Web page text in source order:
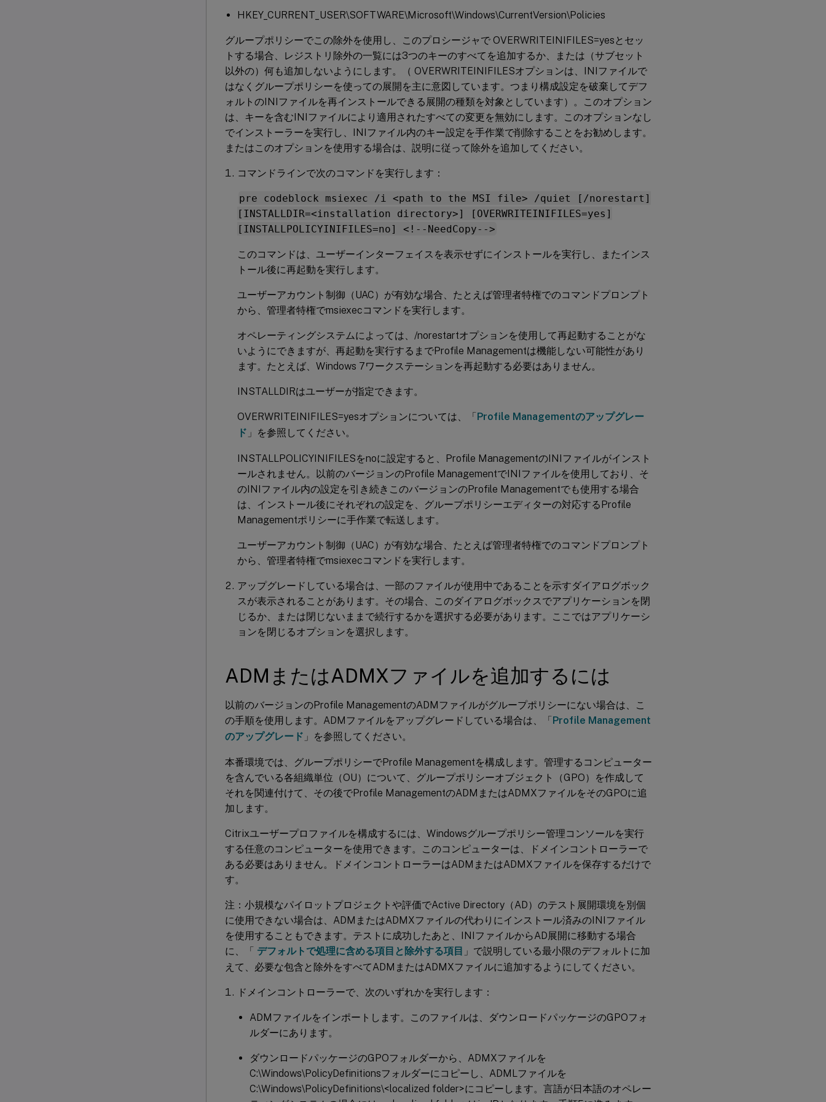
HKEY_CURRENT_USER\SOFTWARE\Microsoft\Windows\CurrentVersion\Policies
グループポリシーでこの除外を使用し、このプロシージャで OVERWRITEINIFILES=yesとセッ
トする場合、レジストリ除外の一覧には3つのキーのすべてを追加するか、または（サブセット
以外の）何も追加しないようにします。（ OVERWRITEINIFILESオプションは、INIファイルで
はなくグループポリシーを使っての展開を主に意図しています。つまり構成設定を破棄してデフ
ォルトのINIファイルを再インストールできる展開の種類を対象としています）。このオプション
は、キーを含むINIファイルにより適用されたすべての変更を無効にします。このオプションなし
でインストーラーを実行し、INIファイル内のキー設定を手作業で削除することをお勧めします。
またはこのオプションを使用する場合は、説明に従って除外を追加してください。
コマンドラインで次のコマンドを実行します：
pre codeblock msiexec /i <path to the MSI file> /quiet [/norestart]
[INSTALLDIR=<installation directory>] [OVERWRITEINIFILES=yes]
[INSTALLPOLICYINIFILES=no] <!--NeedCopy-->
このコマンドは、ユーザーインターフェイスを表示せずにインストールを実行し、またインス
トール後に再起動を実行します。
ユーザーアカウント制御（UAC）が有効な場合、たとえば管理者特権でのコマンドプロンプト
から、管理者特権でmsiexecコマンドを実行します。
オペレーティングシステムによっては、/norestartオプションを使用して再起動することがな
いようにできますが、再起動を実行するまでProfile Managementは機能しない可能性があり
ます。たとえば、Windows 7ワークステーションを再起動する必要はありません。
INSTALLDIRはユーザーが指定できます。
OVERWRITEINIFILES=yesオプションについては、「Profile Managementのアップグレー
ド 」を参照してください。
INSTALLPOLICYINIFILESをnoに設定すると、Profile ManagementのINIファイルがインスト
ールされません。以前のバージョンのProfile ManagementでINIファイルを使用しており、そ
のINIファイル内の設定を引き続きこのバージョンのProfile Managementでも使用する場合
は、インストール後にそれぞれの設定を、グループポリシーエディターの対応するProfile
Managementポリシーに手作業で転送します。
ユーザーアカウント制御（UAC）が有効な場合、たとえば管理者特権でのコマンドプロンプト
から、管理者特権でmsiexecコマンドを実行します。
アップグレードしている場合は、一部のファイルが使用中であることを示すダイアログボック
スが表示されることがあります。その場合、このダイアログボックスでアプリケーションを閉
じるか、または閉じないままで続行するかを選択する必要があります。ここではアプリケーシ
ョンを閉じるオプションを選択します。
ADMまたはADMXファイルを追加するには
以前のバージョンのProfile ManagementのADMファイルがグループポリシーにない場合は、こ
の手順を使用します。ADMファイルをアップグレードしている場合は、「Profile Management
のアップグレード 」を参照してください。
本番環境では、グループポリシーでProfile Managementを構成します。管理するコンピューター
を含んでいる各組織単位（OU）について、グループポリシーオブジェクト（GPO）を作成して
それを関連付けて、その後でProfile ManagementのADMまたはADMXファイルをそのGPOに追
加します。
Citrixユーザープロファイルを構成するには、Windowsグループポリシー管理コンソールを実行
する任意のコンピューターを使用できます。このコンピューターは、ドメインコントローラーで
ある必要はありません。ドメインコントローラーはADMまたはADMXファイルを保存するだけで
す。
注：小規模なパイロットプロジェクトや評価でActive Directory（AD）のテスト展開環境を別個
に使用できない場合は、ADMまたはADMXファイルの代わりにインストール済みのINIファイル
を使用することもできます。テストに成功したあと、INIファイルからAD展開に移動する場合
に、「 デフォルトで処理に含める項目と除外する項目 」で説明している最小限のデフォルトに加
えて、必要な包含と除外をすべてADMまたはADMXファイルに追加するようにしてください。
ドメインコントローラーで、次のいずれかを実行します：
ADMファイルをインポートします。このファイルは、ダウンロードパッケージのGPOフォ
ルダーにあります。
ダウンロードパッケージのGPOフォルダーから、ADMXファイルを
C:\Windows\PolicyDefinitionsフォルダーにコピーし、ADMLファイルを
C:\Windows\PolicyDefinitions\<localized folder>にコピーします。言語が日本語のオペレー